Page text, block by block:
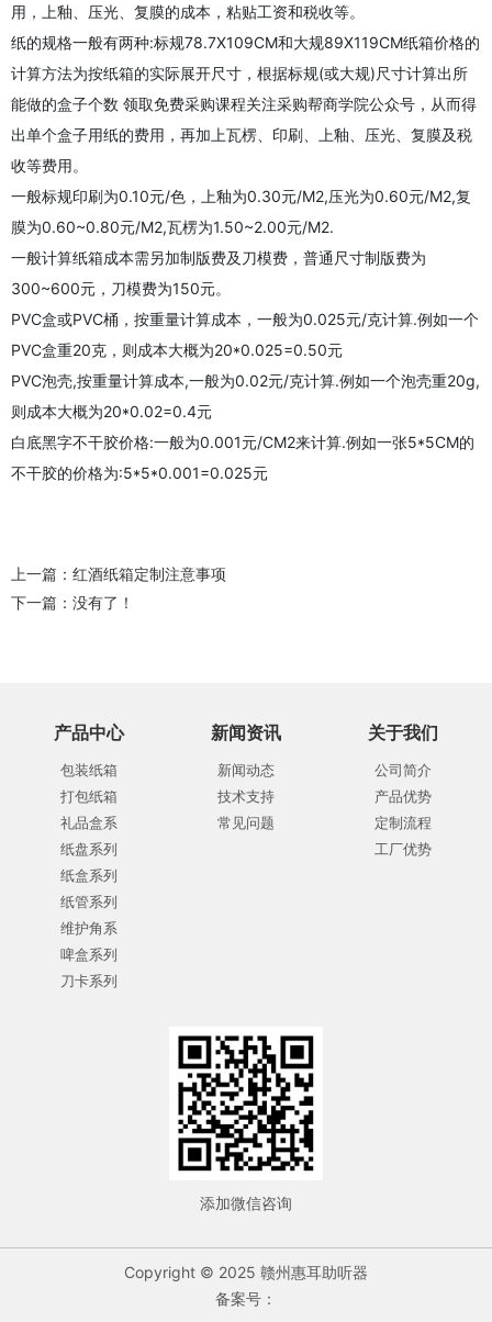
用，上釉、压光、复膜的成本，粘贴工资和税收等。
纸的规格一般有两种:标规78.7X109CM和大规89X119CM纸箱价格的
计算方法为按纸箱的实际展开尺寸，根据标规(或大规)尺寸计算出所
能做的盒子个数 领取免费采购课程关注采购帮商学院公众号，从而得
出单个盒子用纸的费用，再加上瓦楞、印刷、上釉、压光、复膜及税
收等费用。
一般标规印刷为0.10元/色，上釉为0.30元/M2,压光为0.60元/M2,复
膜为0.60~0.80元/M2,瓦楞为1.50~2.00元/M2.
一般计算纸箱成本需另加制版费及刀模费，普通尺寸制版费为
300~600元，刀模费为150元。
PVC盒或PVC桶，按重量计算成本，一般为0.025元/克计算.例如一个
PVC盒重20克，则成本大概为20*0.025=0.50元
PVC泡壳,按重量计算成本,一般为0.02元/克计算.例如一个泡壳重20g,
则成本大概为20*0.02=0.4元
白底黑字不干胶价格:一般为0.001元/CM2来计算.例如一张5*5CM的
不干胶的价格为:5*5*0.001=0.025元
上一篇： 红酒纸箱定制注意事项
下一篇：没有了！
产品中心
包装纸箱
打包纸箱
礼品盒系
纸盘系列
纸盒系列
纸管系列
维护角系
啤盒系列
刀卡系列
新闻资讯
新闻动态
技术支持
常见问题
关于我们
公司简介
产品优势
定制流程
工厂优势
添加微信咨询
Copyright © 2025 赣州惠耳助听器
备案号：